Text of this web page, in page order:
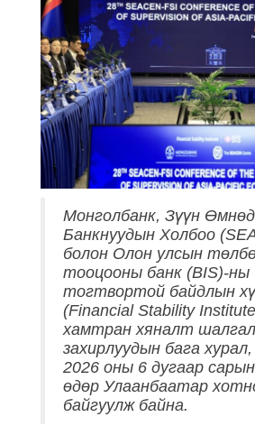
Mонголбанк, Зүүн
Банкнуудын Холбоо
болон Олон улсын
тооцооны банк (BIS)-ны
тогтвортой байдлын
(Financial Stability
хамтран хяналт
захирлуудын бага
2026 оны 6 дугаар
өдөр Улаанбаатар
байгуулж байна.